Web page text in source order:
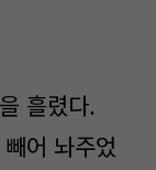
흘렸다.
어 놔주었